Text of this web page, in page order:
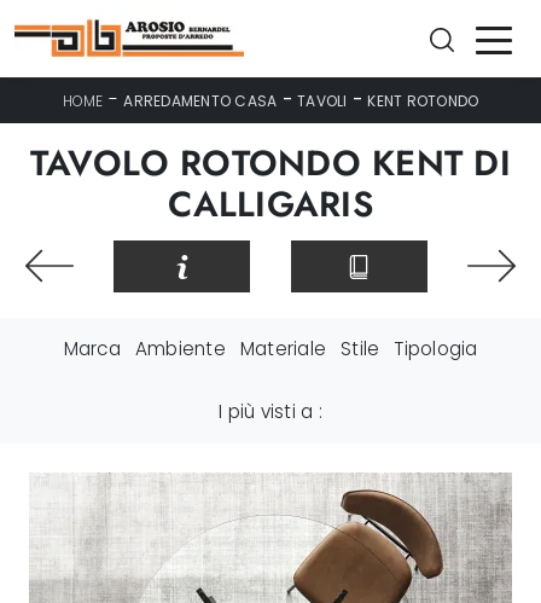
HOME -ARREDAMENTO CASA -TAVOLI -KENT ROTONDO
TAVOLO ROTONDO KENT DI
CALLIGARIS
Marca Ambiente Materiale Stile Tipologia
I più visti a :